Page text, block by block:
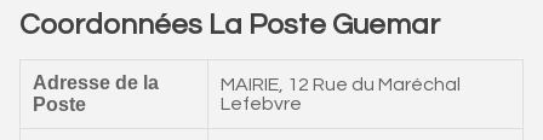
Coordonnées La Poste Guemar
Adresse de la
Poste
MAIRIE, 12 Rue du Maréchal
Lefebvre